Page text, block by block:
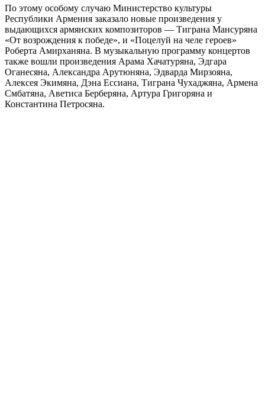
По этому особому случаю Министерство культуры
Республики Армения заказало новые произведения у
выдающихся армянских композиторов — Тиграна Мансуряна
«От возрождения к победе», и «Поцелуй на челе героев»
Роберта Амирханяна. В музыкальную программу концертов
также вошли произведения Арама Хачатуряна, Эдгара
Оганесяна, Александра Арутюняна, Эдварда Мирзояна,
Алексея Экимяна, Дэна Ессиана, Тиграна Чухаджяна, Армена
Смбатяна, Аветиса Берберяна, Артура Григоряна и
Константина Петросяна.